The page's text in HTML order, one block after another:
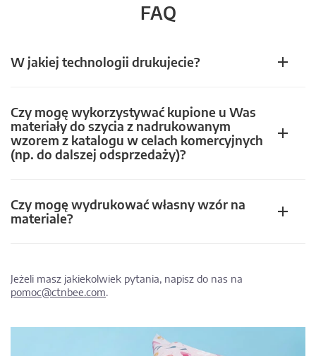
FAQ
W jakiej technologii drukujecie?
Czy mogę wykorzystywać kupione u Was
materiały do szycia z nadrukowanym
wzorem z katalogu w celach komercyjnych
(np. do dalszej odsprzedaży)?
Czy mogę wydrukować własny wzór na
materiale?
Jeżeli masz jakiekolwiek pytania, napisz do nas na
pomoc@ctnbee.com.